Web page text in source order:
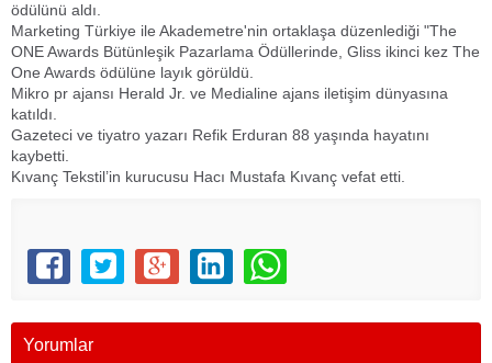
ödülünü aldı.
Marketing Türkiye ile Akademetre'nin ortaklaşa düzenlediği "The
ONE Awards Bütünleşik Pazarlama Ödüllerinde, Gliss ikinci kez The
One Awards ödülüne layık görüldü.
Mikro pr ajansı Herald Jr. ve Medialine ajans iletişim dünyasına
katıldı.
Gazeteci ve tiyatro yazarı Refik Erduran 88 yaşında hayatını
kaybetti.
Kıvanç Tekstil’in kurucusu Hacı Mustafa Kıvanç vefat etti.
Yorumlar